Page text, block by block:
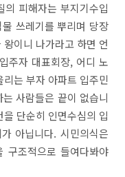
피해자는 부지기수입
쓰레기를 뿌리며 당장
이니 나가라고 하면 언
주자 대표회장, 어디 노
는 부자 아파트 입주민
사람들은 끝이 없습니
단순히 인면수심의 입
아닙니다. 시민의식은
구조적으로 들여다봐야